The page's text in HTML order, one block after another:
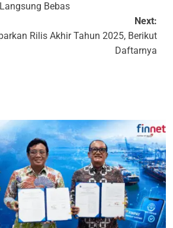
Bebas
Next:
Rilis Akhir Tahun 2025, Berikut
Daftarnya